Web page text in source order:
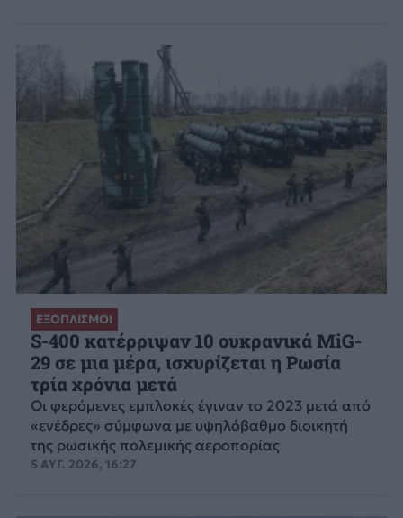
ΕΞΟΠΛΙΣΜΟΙ
S-400 κατέρριψαν 10 ουκρανικά MiG-
29 σε μια μέρα, ισχυρίζεται η Ρωσία
τρία χρόνια μετά
Οι φερόμενες εμπλοκές έγιναν το 2023 μετά από
«ενέδρες» σύμφωνα με υψηλόβαθμο διοικητή
της ρωσικής πολεμικής αεροπορίας
5 ΑΥΓ. 2026, 16:27